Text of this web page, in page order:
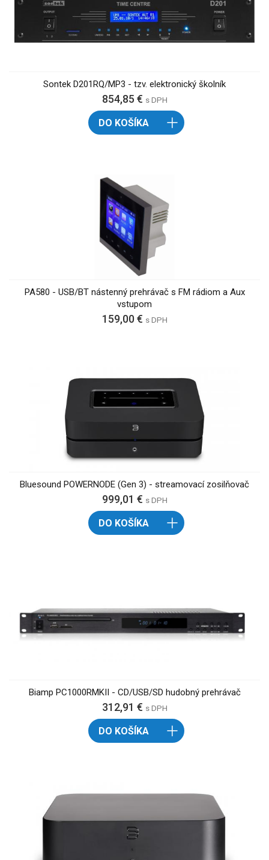
Sontek D201RQ/MP3 - tzv. elektronický školník
854,85 € s DPH
DO KOŠÍKA
PA580 - USB/BT nástenný prehrávač s FM rádiom a Aux
vstupom
159,00 € s DPH
Bluesound POWERNODE (Gen 3) - streamovací zosilňovač
999,01 € s DPH
DO KOŠÍKA
Biamp PC1000RMKII - CD/USB/SD hudobný prehrávač
312,91 € s DPH
DO KOŠÍKA